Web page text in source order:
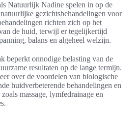
Natuurlijk Nadine spelen in op de
gezichtsbehandelingen voor
richten zich op het
de huid, terwijl er tegelijkertijd
balans en algeheel welzijn.
beperkt onnodige belasting van de
resultaten op de lange termijn.
over de voordelen van biologische
huidverbeterende behandelingen en
massage, lymfedrainage en